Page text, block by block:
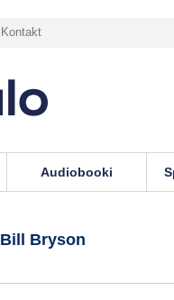
Kontakt
Audiobooki
Bill Bryson